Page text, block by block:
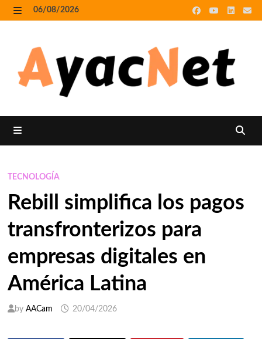
Skip
to
06/08/2026
TECNOLOGÍA
Rebill simplifica los pagos
transfronterizos para
empresas digitales en
América Latina
by AACam 20/04/2026